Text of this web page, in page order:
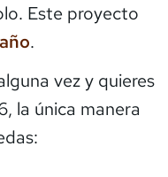
Este proyecto
.
vez y quieres
la única manera